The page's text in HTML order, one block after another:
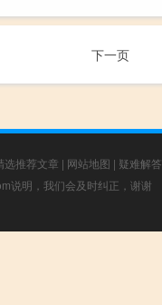
下一页
选推荐文章 | 网站地图 | 疑难解答
说明，我们会及时纠正，谢谢